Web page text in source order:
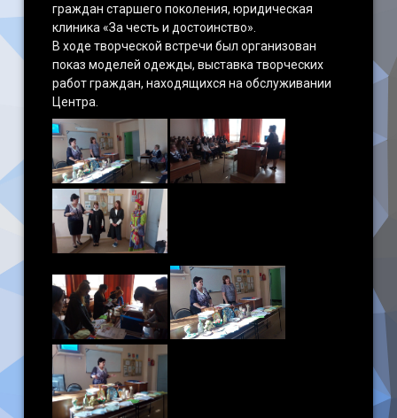
граждан старшего поколения, юридическая
клиника «За честь и достоинство».
В ходе творческой встречи был организован
показ моделей одежды, выставка творческих
работ граждан, находящихся на обслуживании
Центра.